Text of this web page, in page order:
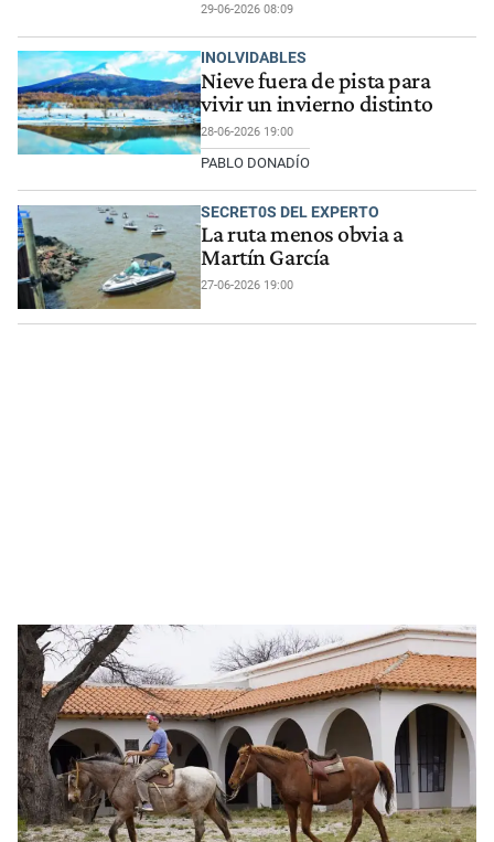
29-06-2026 08:09
INOLVIDABLES
Nieve fuera de pista para
vivir un invierno distinto
28-06-2026 19:00
PABLO DONADÍO
SECRET0S DEL EXPERTO
La ruta menos obvia a
Martín García
27-06-2026 19:00